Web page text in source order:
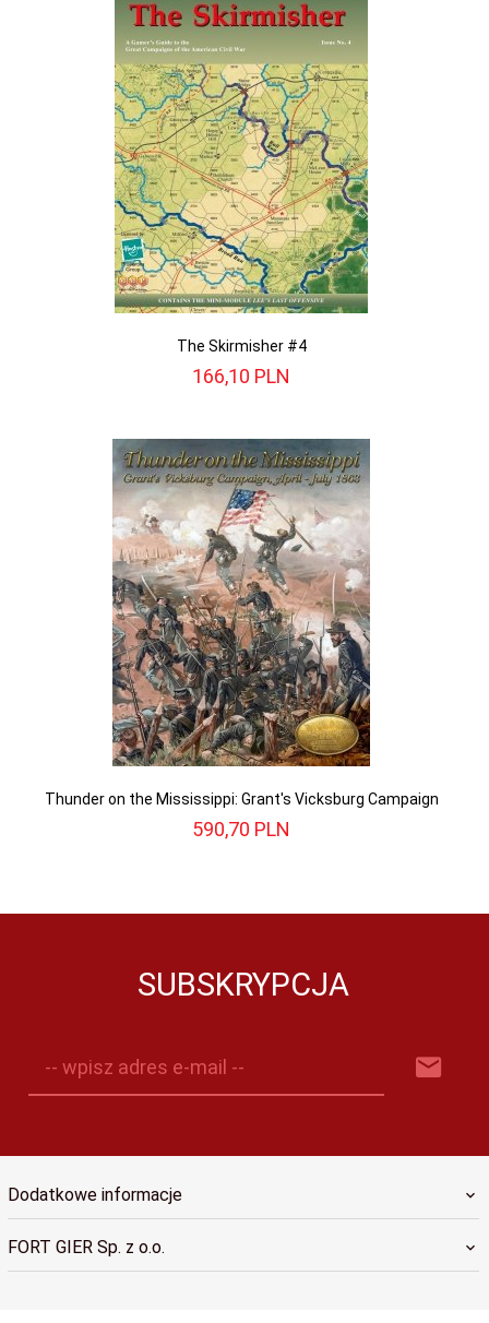
The Skirmisher #4
166,10 PLN
Thunder on the Mississippi: Grant's Vicksburg Campaign
590,70 PLN
SUBSKRYPCJA
-- wpisz adres e-mail --
Dodatkowe informacje
FORT GIER Sp. z o.o.